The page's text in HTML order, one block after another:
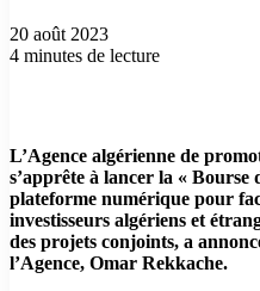
20 août 2023
4 minutes de lecture
L’Agence algérienne de
s’apprête à lancer la « Bourse
plateforme numérique pour
investisseurs algériens et
des projets conjoints, a
l’Agence, Omar Rekkache.